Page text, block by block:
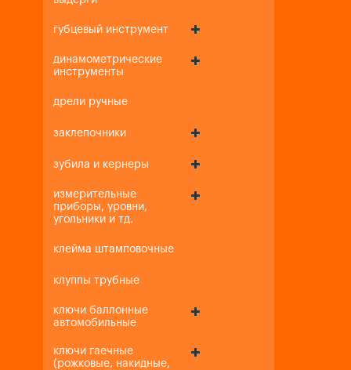
губцевый инструмент
динамометрические
инструменты
дрели ручные
заклепочники
зубила и кернеры
измерительные
приборы, уровни,
угольники и тд.
клейма штамповочные
клуппы трубные
ключи баллонные
автомобильные
ключи гаечные
(рожковые, накидные,